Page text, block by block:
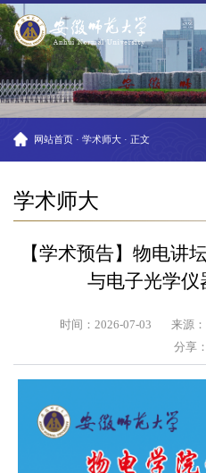
网站首页 · 学术师大 · 正文
学术师大
【学术预告】物电讲
与电子光学仪
时间：2026-07-03 来源：
分享：